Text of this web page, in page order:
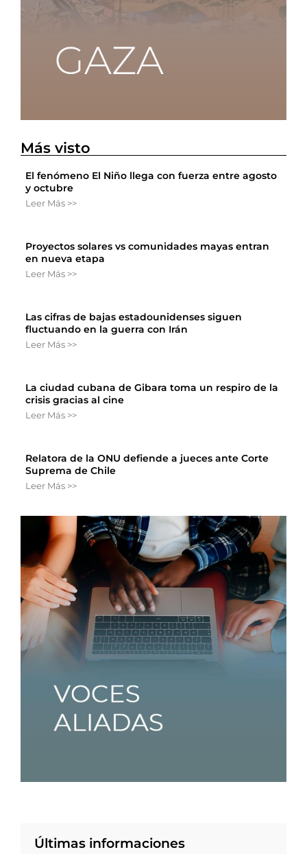
Más visto
El fenómeno El Niño llega con fuerza entre agosto
y octubre
Leer Más >>
Proyectos solares vs comunidades mayas entran
en nueva etapa
Leer Más >>
Las cifras de bajas estadounidenses siguen
fluctuando en la guerra con Irán
Leer Más >>
La ciudad cubana de Gibara toma un respiro de la
crisis gracias al cine
Leer Más >>
Relatora de la ONU defiende a jueces ante Corte
Suprema de Chile
Leer Más >>
Últimas informaciones